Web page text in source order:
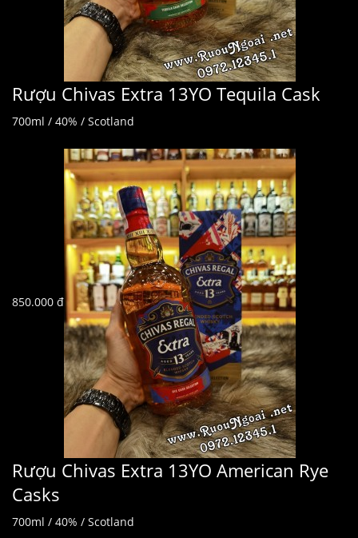
Rượu Chivas Extra 13YO Tequila Cask
700ml / 40% / Scotland
850.000 đ
Rượu Chivas Extra 13YO American Rye
Casks
700ml / 40% / Scotland